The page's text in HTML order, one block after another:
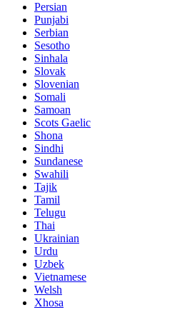
Persian
Punjabi
Serbian
Sesotho
Sinhala
Slovak
Slovenian
Somali
Samoan
Scots Gaelic
Shona
Sindhi
Sundanese
Swahili
Tajik
Tamil
Telugu
Thai
Ukrainian
Urdu
Uzbek
Vietnamese
Welsh
Xhosa